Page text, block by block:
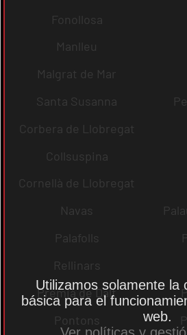
Fonollosa
Manlleu
Malgrat de Mar
Santa Susanna
Corbera de Llobregat
Collsuspina
Cornellà de Llobregat
Navas
Palafolls
Rellinars
Premià de Dalt
Pontons
Utilizamos solamente la
básica para el
web.